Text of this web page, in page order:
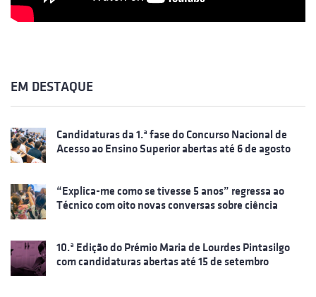
EM DESTAQUE
Candidaturas da 1.ª fase do Concurso Nacional de
Acesso ao Ensino Superior abertas até 6 de agosto
“Explica-me como se tivesse 5 anos” regressa ao
Técnico com oito novas conversas sobre ciência
10.ª Edição do Prémio Maria de Lourdes Pintasilgo
com candidaturas abertas até 15 de setembro